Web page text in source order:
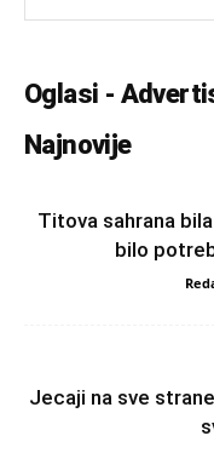
Oglasi -
Najnovije
Titova sahrana
bilo
Jecaji na sve